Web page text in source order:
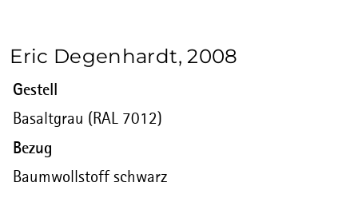
Eric Degenhardt, 2008
Gestell
Basaltgrau (RAL 7012)
Bezug
Baumwollstoff schwarz